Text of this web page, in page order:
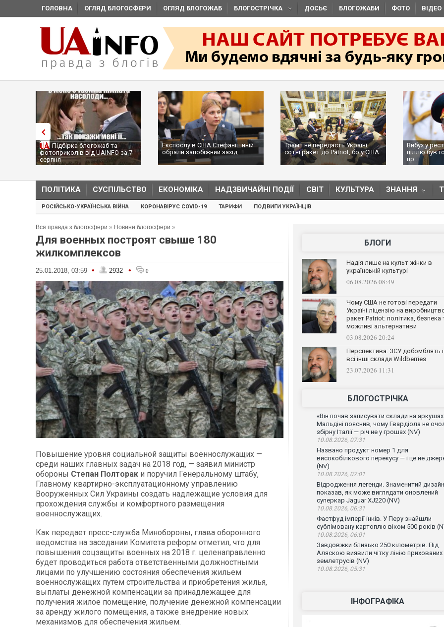
ГОЛОВНА ОГЛЯД БЛОГОСФЕРИ ОГЛЯД БЛОГОЖАБ БЛОГОСТРІЧКА ДОСЬЄ БЛОГОЖАБИ ФОТО ВІДЕО
Підбірка блогожаб та
фотоприколів від UAINFO за 7
серпня
Експослу в США Стефанішиній
обрали запобіжний захід
Трамп не передасть Україні
сотні ракет до Patriot, бо у США
...
Вибух у
ціллю був
пр...
ПОЛІТИКА СУСПІЛЬСТВО ЕКОНОМІКА НАДЗВИЧАЙНІ ПОДІЇ СВІТ КУЛЬТУРА ЗНАННЯ
РОСІЙСЬКО-УКРАЇНСЬКА ВІЙНА КОРОНАВІРУС COVID-19 ТАРИФИ ПОДВИГИ УКРАЇНЦІВ
Вся правда з блогосфери » Новини блогосфери »
Для военных построят свыше 180
жилкомплексов
25.01.2018, 03:59 • 2932 • 0
Повышение уровня социальной защиты военнослужащих —
среди наших главных задач на 2018 год, — заявил министр
обороны Степан Полторак и поручил Генеральному штабу,
Главному квартирно-эксплуатационному управлению
Вооруженных Сил Украины создать надлежащие условия для
прохождения службы и комфортного размещения
военнослужащих.
Как передает пресс-служба Минобороны, глава оборонного
ведомства на заседании Комитета реформ отметил, что для
повышения соцзащиты военных на 2018 г. целенаправленно
будет проводиться работа ответственными должностными
лицами по улучшению состояния обеспечения жильем
военнослужащих путем строительства и приобретения жилья,
выплаты денежной компенсации за принадлежащее для
получения жилое помещение, получение денежной компенсации
за аренду жилого помещения, а также внедрение новых
механизмов для обеспечения жильем.
БЛОГИ
Надія лише на культ жінки в
українській культурі
06.08.2026 08:49
Чому США не готові передати
Україні ліцензію на
ракет Patriot: політика, безпека
можливі альтернативи
03.08.2026 20:24
Перспектива: ЗСУ добомблять і
всі інші склади Wildberries
23.07.2026 11:31
БЛОГОСТРІЧКА
«Він почав записувати склади на
Мальдіні пояснив, чому Гвардіола не
збірну Італії — річ не у грошах (NV)
10.08.2026, 07:31
Названо продукт номер 1 для
високобілкового перекусу — і це не
(NV)
10.08.2026, 07:01
Відродження легенди. Знаменитий
показав, як може виглядати оновлений
суперкар Jaguar XJ220 (NV)
10.08.2026, 06:31
Фастфуд імперії інків. У Перу знайшли
сублімовану картоплю віком 500 років
10.08.2026, 06:01
Завдовжки близько 250 кілометрів. Під
Аляскою виявили чітку лінію прихованих
землетрусів (NV)
10.08.2026, 05:31
ІНФОГРАФІКА